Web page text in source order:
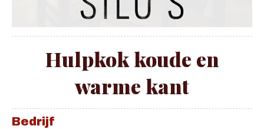
Hulpkok koude en
warme kant
Bedrijf